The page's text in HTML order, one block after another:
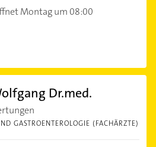
Montag um 08:00
Dr.med.
GASTROENTEROLOGIE (FACHÄRZTE)